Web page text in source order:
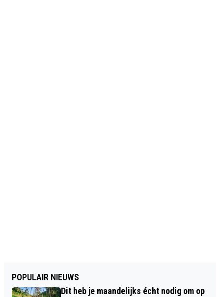
POPULAIR NIEUWS
Dit heb je maandelijks écht nodig om op